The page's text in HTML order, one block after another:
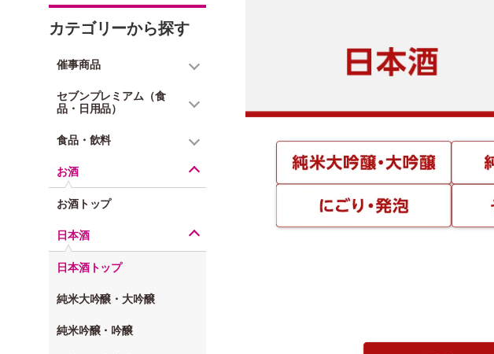
カテゴリーから探す
催事商品
セブンプレミアム（食
品・日用品）
食品・飲料
お酒
お酒トップ
日本酒
日本酒トップ
純米大吟醸・大吟醸
純米吟醸・吟醸